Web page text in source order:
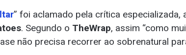
” foi aclamado pela crítica especializada,
. Segundo o TheWrap, assim “como
não precisa recorrer ao sobrenatural